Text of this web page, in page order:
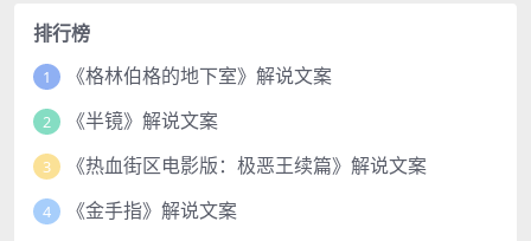
排行榜
1 《格林伯格的地下室》解说文案
2 《半镜》解说文案
3 《热血街区电影版：极恶王续篇》解说文案
4 《金手指》解说文案